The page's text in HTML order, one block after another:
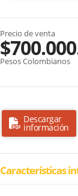
Precio de venta
Pesos Colombianos
Descargar
información
Características